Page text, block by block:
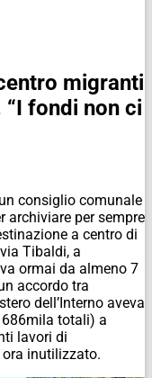
migranti
fondi non ci
consiglio comunale
archiviare per sempre
a centro di
Tibaldi, a
ormai da almeno 7
accordo tra
dell’Interno aveva
totali) a
lavori di
inutilizzato.